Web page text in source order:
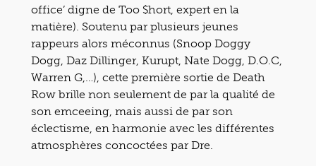
office’ digne de Too $hort, expert en la
matière). Soutenu par plusieurs jeunes
rappeurs alors méconnus (Snoop Doggy
Dogg, Daz Dillinger, Kurupt, Nate Dogg, D.O.C,
Warren G,…), cette première sortie de Death
Row brille non seulement de par la qualité de
son emceeing, mais aussi de par son
éclectisme, en harmonie avec les différentes
atmosphères concoctées par Dre.